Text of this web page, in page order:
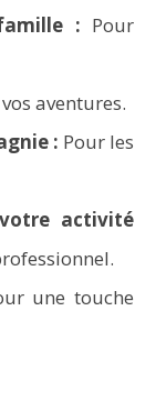
: Pour
aventures.
: Pour les
activité
une touche